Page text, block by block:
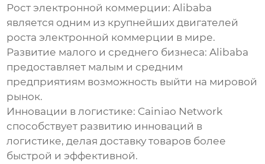
Рост электронной коммерции: Alibaba
является одним из крупнейших двигателей
роста электронной коммерции в мире.
Развитие малого и среднего бизнеса: Alibaba
предоставляет малым и средним
предприятиям возможность выйти на мировой
рынок.
Инновации в логистике: Cainiao Network
способствует развитию инноваций в
логистике, делая доставку товаров более
быстрой и эффективной.